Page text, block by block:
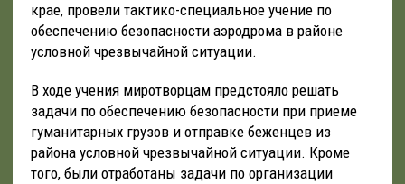
крае, провели тактико-специальное учение по
обеспечению безопасности аэродрома в районе
условной чрезвычайной ситуации.
В ходе учения миротворцам предстояло решать
задачи по обеспечению безопасности при приеме
гуманитарных грузов и отправке беженцев из
района условной чрезвычайной ситуации. Кроме
того, были отработаны задачи по организации